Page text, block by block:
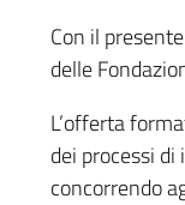
Con il
delle
L’offerta
dei processi
concorrendo